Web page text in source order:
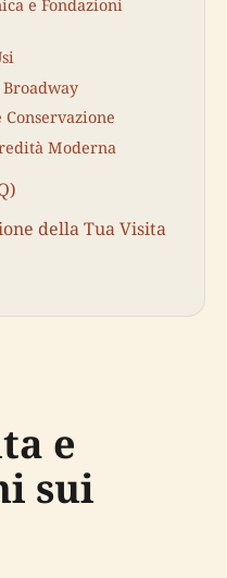
e Fondazioni
Moderna
della Tua Visita
e
sui